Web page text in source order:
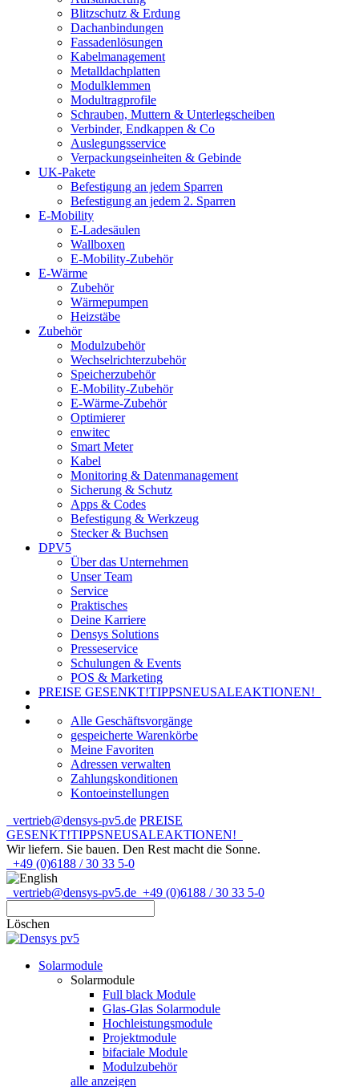
Blitzschutz & Erdung
Dachanbindungen
Fassadenlösungen
Kabelmanagement
Metalldachplatten
Modulklemmen
Modultragprofile
Schrauben, Muttern & Unterlegscheiben
Verbinder, Endkappen & Co
Auslegungsservice
Verpackungseinheiten & Gebinde
UK-Pakete
Befestigung an jedem Sparren
Befestigung an jedem 2. Sparren
E-Mobility
E-Ladesäulen
Wallboxen
E-Mobility-Zubehör
E-Wärme
Zubehör
Wärmepumpen
Heizstäbe
Zubehör
Modulzubehör
Wechselrichterzubehör
Speicherzubehör
E-Mobility-Zubehör
E-Wärme-Zubehör
Optimierer
enwitec
Smart Meter
Kabel
Monitoring & Datenmanagement
Sicherung & Schutz
Apps & Codes
Befestigung & Werkzeug
Stecker & Buchsen
DPV5
Über das Unternehmen
Unser Team
Service
Praktisches
Deine Karriere
Densys Solutions
Presseservice
Schulungen & Events
POS & Marketing
PREISE GESENKT!TIPPSNEUSALEAKTIONEN!
Alle Geschäftsvorgänge
gespeicherte Warenkörbe
Meine Favoriten
Adressen verwalten
Zahlungskonditionen
Kontoeinstellungen
vertrieb@densys-pv5.de PREISE
GESENKT!TIPPSNEUSALEAKTIONEN!
Wir liefern. Sie bauen. Den Rest macht die Sonne.
+49 (0)6188 / 30 33 5-0
vertrieb@densys-pv5.de +49 (0)6188 / 30 33 5-0
Löschen
Solarmodule
Solarmodule
Full black Module
Glas-Glas Solarmodule
Hochleistungsmodule
Projektmodule
bifaciale Module
Modulzubehör
alle anzeigen